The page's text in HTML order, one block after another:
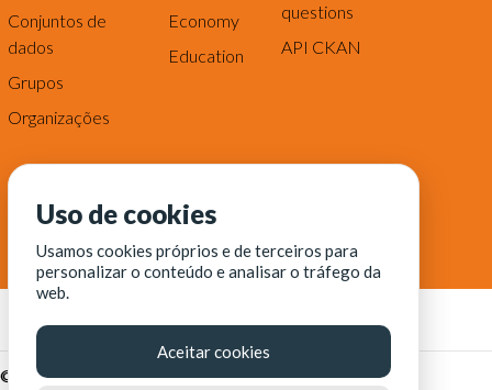
Conjuntos de
dados
Grupos
Organizações
Economy
Education
questions
API CKAN
© Fortaleza Digital || CITINOVA - Fundação de Ciência,
Uso de cookies
Usamos cookies próprios e de terceiros para
personalizar o conteúdo e analisar o tráfego da
web.
Aceitar cookies